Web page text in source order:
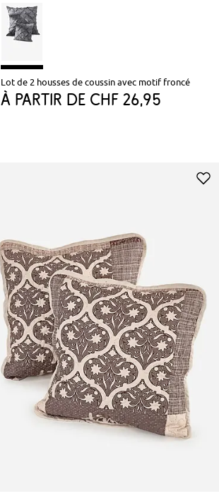
Lot de 2 housses de coussin avec motif froncé
à partir de CHF 26,95